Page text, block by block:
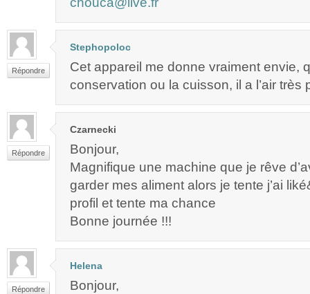
Répondre
Stephopoloc
Cet appareil me donne vraiment envie,
conservation ou la cuisson, il a l’air très
Répondre
Czarnecki
Bonjour,
Magnifique une machine que je rêve
garder mes aliment alors je tente j’ai
profil et tente ma chance
Bonne journée !!!
Répondre
Helena
Bonjour,